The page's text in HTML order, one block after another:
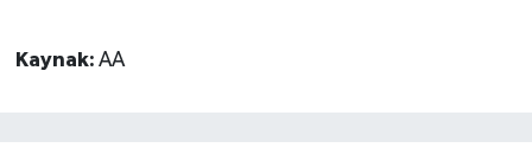
Kaynak: AA